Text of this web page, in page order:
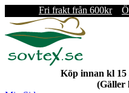
Fri frakt från 600kr
Köp innan kl 15
(Gäller